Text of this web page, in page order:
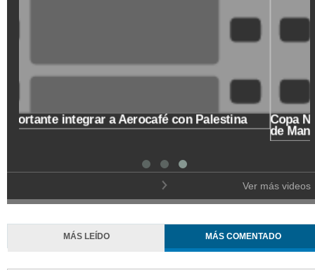
Copa Nacional de Baloncesto en el cumpleaños 173
de Manizales
Ver más videos
MÁS LEÍDO MÁS COMENTADO